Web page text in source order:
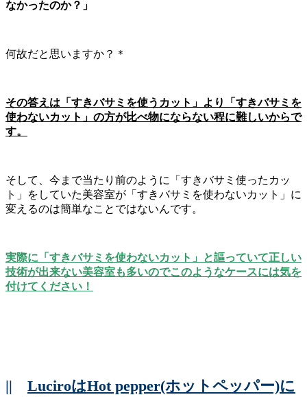
なかったのか？」
何故だと思いますか？＊
その答えは「すきバサミを使うカット」より「すきバサミを
使わないカット」の方が比べ物にならない程に難しいからで
す。
そして、今まで当たり前のように「すきバサミ使ったカッ
ト」をしていた美容室が「すきバサミを使わないカット」に
変えるのは簡単なことではないんです。
実際に「すきバサミを使わないカット」と謳っていて正しい
技術が出来ない美容室も多いのでこのようなケースには気を
付けてください！
|| LuciroはHot pepper(ホットペッパー)に